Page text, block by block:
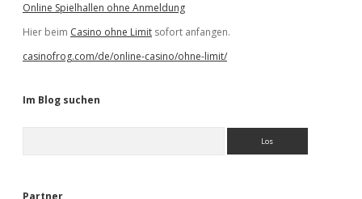
Online Spielhallen ohne Anmeldung
Hier beim Casino ohne Limit sofort anfangen.
casinofrog.com/de/online-casino/ohne-limit/
Im Blog suchen
e
Partner